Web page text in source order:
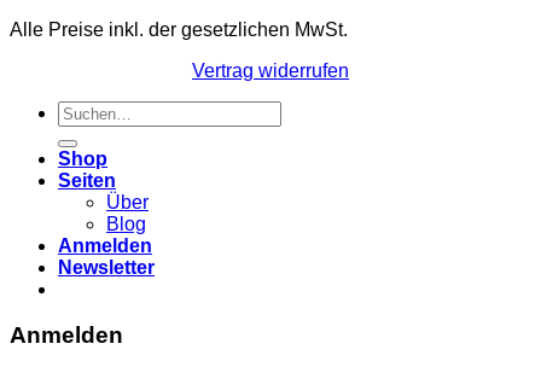
Alle Preise inkl. der gesetzlichen MwSt.
Vertrag widerrufen
Suchen
nach:
Shop
Seiten
Über
Blog
Anmelden
Newsletter
Anmelden